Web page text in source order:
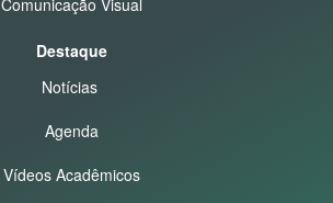
Destaque
Notícias
Agenda
Vídeos Acadêmicos